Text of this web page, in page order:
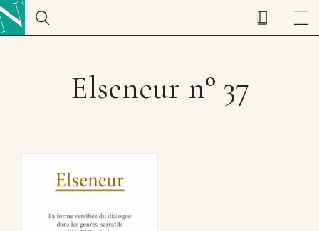
Elseneur n° 37